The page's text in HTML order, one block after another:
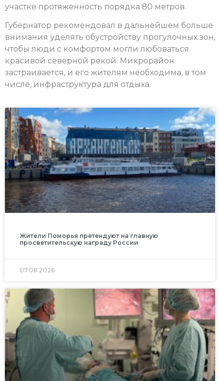
участке протяженность порядка 80 метров.
Губернатор рекомендовал в дальнейшем больше
внимания уделять обустройству прогулочных зон,
чтобы люди с комфортом могли любоваться
красивой северной рекой. Микрорайон
застраивается, и его жителям необходима, в том
числе, инфраструктура для отдыха.
Жители Поморья претендуют на главную
просветительскую награду России
07.08.2026